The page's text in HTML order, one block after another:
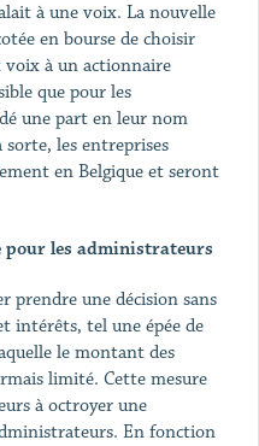
à une voix. La nouvelle
en bourse de choisir
voix à un actionnaire
que pour les
une part en leur nom
sorte, les entreprises
en Belgique et seront
pour les administrateurs
prendre une décision sans
intérêts, tel une épée de
le montant des
limité. Cette mesure
à octroyer une
En fonction